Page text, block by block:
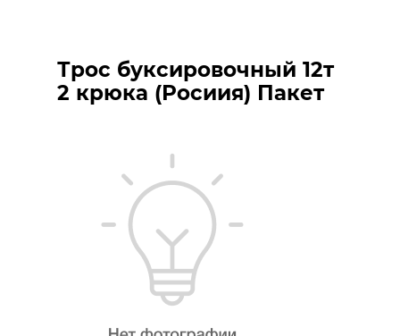
Трос буксировочный 12т
2 крюка (Росиия) Пакет